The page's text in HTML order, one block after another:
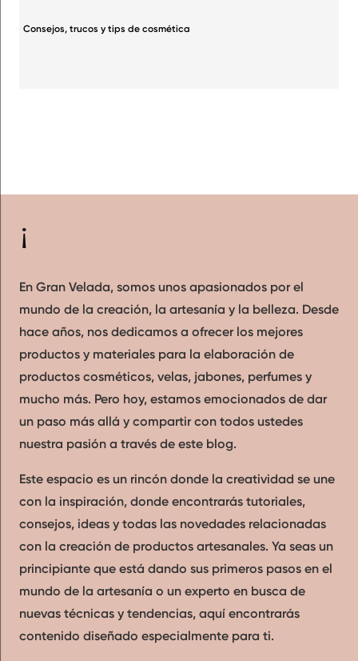
Consejos, trucos y tips de cosmética
¡Bienvenidos al blog de Gran Velada!
En Gran Velada, somos unos apasionados por el
mundo de la creación, la artesanía y la belleza. Desde
hace años, nos dedicamos a ofrecer los mejores
productos y materiales para la elaboración de
productos cosméticos, velas, jabones, perfumes y
mucho más. Pero hoy, estamos emocionados de dar
un paso más allá y compartir con todos ustedes
nuestra pasión a través de este blog.
Este espacio es un rincón donde la creatividad se une
con la inspiración, donde encontrarás tutoriales,
consejos, ideas y todas las novedades relacionadas
con la creación de productos artesanales. Ya seas un
principiante que está dando sus primeros pasos en el
mundo de la artesanía o un experto en busca de
nuevas técnicas y tendencias, aquí encontrarás
contenido diseñado especialmente para ti.